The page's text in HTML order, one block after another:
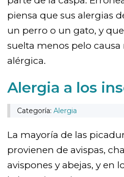
piensa que sus alergias
un perro o un gato, y
suelta menos pelo
alérgica.
Alergia a los
Categoría: Alergia
La mayoría de las
provienen de avispas,
avispones y abejas, y en